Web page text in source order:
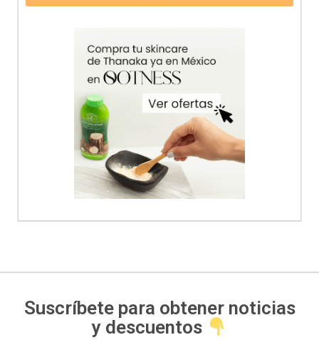
Suscríbete para obtener noticias
y descuentos